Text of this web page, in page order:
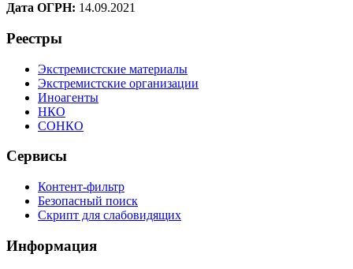
Дата ОГРН: 14.09.2021
Реестры
Экстремистские материалы
Экстремистские организации
Иноагенты
НКО
СОНКО
Сервисы
Контент-фильтр
Безопасный поиск
Скрипт для слабовидящих
Информация